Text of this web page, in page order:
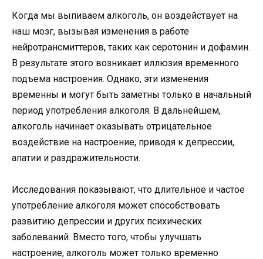
Когда мы выпиваем алкоголь, он воздействует на
наш мозг, вызывая изменения в работе
нейротрансмиттеров, таких как серотонин и дофамин.
В результате этого возникает иллюзия временного
подъема настроения. Однако, эти изменения
временны и могут быть заметны только в начальный
период употребления алкоголя. В дальнейшем,
алкоголь начинает оказывать отрицательное
воздействие на настроение, приводя к депрессии,
апатии и раздражительности.
Исследования показывают, что длительное и частое
употребление алкоголя может способствовать
развитию депрессии и других психических
заболеваний. Вместо того, чтобы улучшать
настроение, алкоголь может только временно